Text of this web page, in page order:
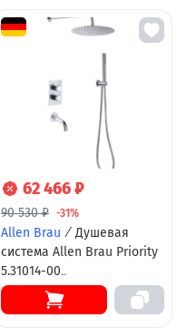
62 466 ₽
90 530 ₽ -31%
Allen Brau / Душевая
система Allen Brau Priority
5.31014-00
термостатическая,
верхний и ручной душ,